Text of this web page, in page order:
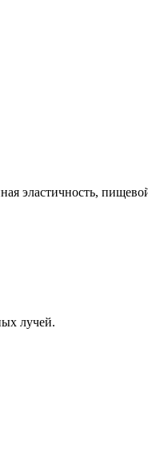
эластичность,
лучей.